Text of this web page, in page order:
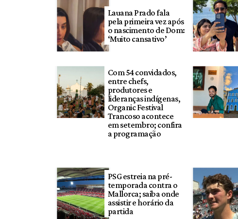
Lauana Prado fala
pela primeira vez após
o nascimento de Dom:
‘Muito cansativo’
Com 54 convidados,
entre chefs,
produtores e
lideranças indígenas,
Organic Festival
Trancoso acontece
em setembro; confira
a programação
PSG estreia na pré-
temporada contra o
Mallorca; saiba onde
assistir e horário da
partida